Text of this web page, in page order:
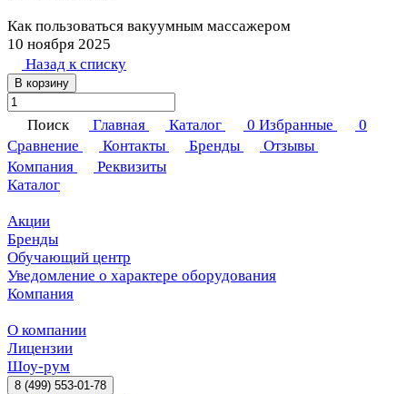
Как пользоваться вакуумным массажером
10 ноября 2025
Назад к списку
В корзину
Поиск Главная Каталог 0 Избранные
0
Сравнение
Контакты Бренды
Отзывы
Компания
Реквизиты
Каталог
Акции
Бренды
Обучающий центр
Уведомление о характере оборудования
Компания
О компании
Лицензии
Шоу-рум
8 (499) 553-01-78